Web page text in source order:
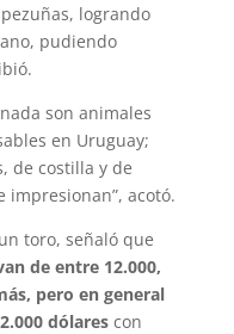
logrando
pudiendo
son animales
en Uruguay;
de costilla y de
impresionan”, acotó.
toro, señaló que
de entre 12.000,
pero en general
dólarescon